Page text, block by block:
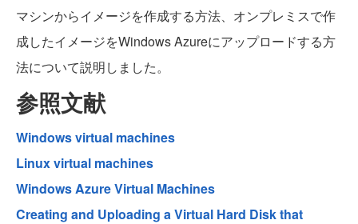
マシンからイメージを作成する方法、オンプレミスで作
成したイメージをWindows Azureにアップロードする方
法について説明しました。
参照文献
Windows virtual machines
Linux virtual machines
Windows Azure Virtual Machines
Creating and Uploading a Virtual Hard Disk that